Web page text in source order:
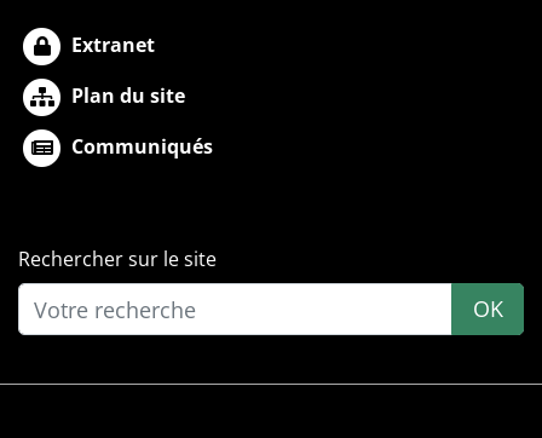
Extranet
Plan du site
Communiqués
Rechercher sur le site
OK